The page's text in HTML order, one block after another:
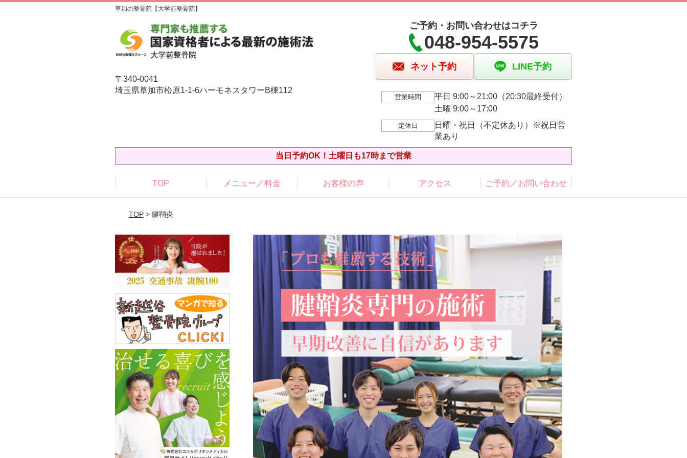
草加の整骨院【大学前整骨院】
〒340-0041
埼玉県草加市松原1-1-6ハーモネスタワーB棟112
ご予約・お問い合わせはコチラ
048-954-5575
ネット予約 LINE予約
営業時間
平日 9:00～21:00（20:30最終受付）
土曜 9:00～17:00
定休日
日曜・祝日（不定休あり）※祝日営
業あり
当日予約OK！土曜日も17時まで営業
TOP メニュー／料金 お客様の声 アクセス ご予約／お問い合わせ
TOP> 腱鞘炎